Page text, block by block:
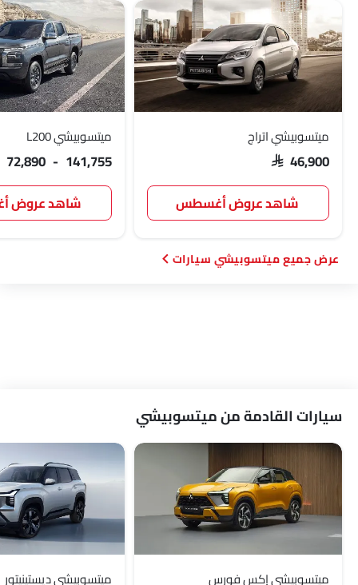
ميتسوبيشي اتراج
SAR 46,900
شاهد عروض أغسطس
ميتسوبيشي L200
72,890 - 141,755
شاهد عروض
ميتسوبيشي سيارات
سيارات القادمة من ميتسوبيشي
ميتسوبيشي إكس فورس ميتسوبيشي ديستينيتور